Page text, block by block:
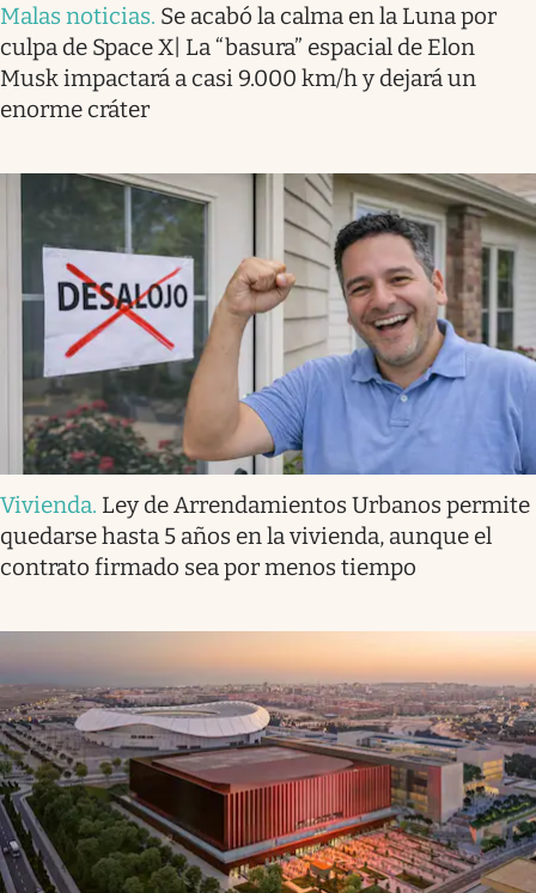
Malas noticias. Se acabó la calma en la Luna por
culpa de Space X| La “basura” espacial de Elon
Musk impactará a casi 9.000 km/h y dejará un
enorme cráter
Vivienda. Ley de Arrendamientos Urbanos permite
quedarse hasta 5 años en la vivienda, aunque el
contrato firmado sea por menos tiempo